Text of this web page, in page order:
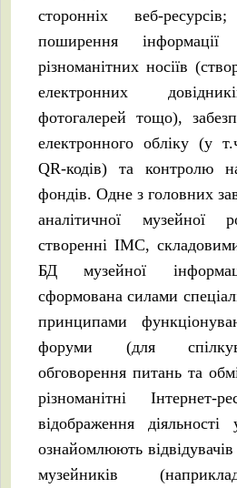
сторонніх веб-
поширення
різноманітних носіїв
електронних
фотогалерей тощо),
електронного обліку (у
QR-кодів) та контролю
фондів. Одне з головних
аналітичної музейної
створенні ІМС,
БД музейної
сформована силами
принципами
форуми (для
обговорення питань та
різноманітні
відображення діяльності
ознайомлюють
музейників